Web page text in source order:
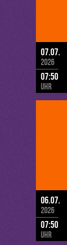
07.07.
2026
07:50
Uhr
06.07.
2026
07:50
Uhr